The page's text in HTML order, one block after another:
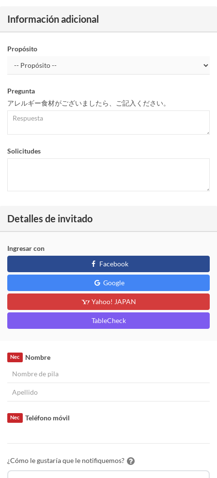
Información adicional
Propósito
Pregunta
アレルギー食材がございましたら、ご記入ください。
Solicitudes
Detalles de invitado
Ingresar con
Facebook
Google
Yahoo! JAPAN
TableCheck
Nombre
Nec
Teléfono móvil
Nec
¿Cómo le gustaría que le notifiquemos?